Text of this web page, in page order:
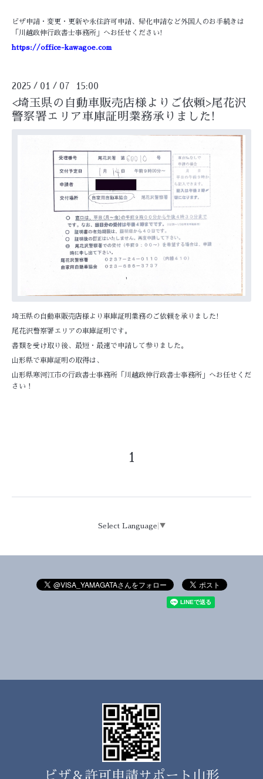
ビザ申請・変更・更新や永住許可申請、帰化申請など外国人のお手続きは
「川越政伸行政書士事務所」へお任せください!
https://office-kawagoe.com
2025 / 01 / 07 15:00
<埼玉県の自動車販売店様よりご依頼>尾花沢
警察署エリア車庫証明業務承りました!
埼玉県の自動車販売店様より車庫証明業務のご依頼を承りました!
尾花沢警察署エリアの車庫証明です。
書類を受け取り後、最短・最速で申請して参りました。
山形県で車庫証明の取得は、
山形県寒河江市の行政書士事務所「川越政伸行政書士事務所」へお任せくだ
さい！
1
Select Language ▼
ビザ＆許可申請サポート山形